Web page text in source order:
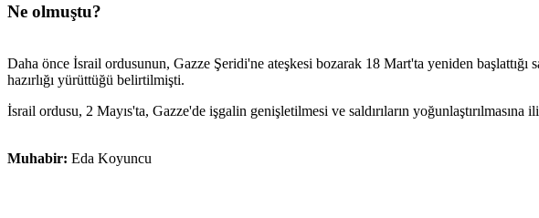
Ne olmuştu?
Daha önce İsrail ordusunun, Gazze Şeridi'ne ateşkesi bozarak 18 Mart'ta yeniden başlattığı
hazırlığı yürüttüğü belirtilmişti.
İsrail ordusu, 2 Mayıs'ta, Gazze'de işgalin genişletilmesi ve saldırıların
Muhabir: Eda Koyuncu